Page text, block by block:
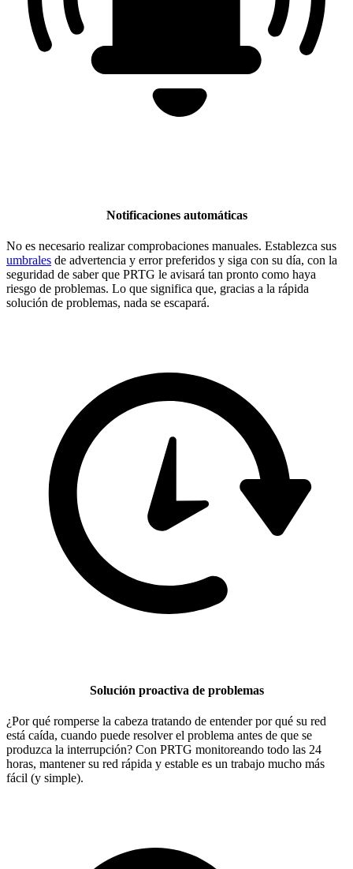
Notificaciones automáticas
No es necesario realizar comprobaciones manuales. Establezca sus
umbrales de advertencia y error preferidos y siga con su día, con la
seguridad de saber que PRTG le avisará tan pronto como haya
riesgo de problemas. Lo que significa que, gracias a la rápida
solución de problemas, nada se escapará.
Solución proactiva de problemas
¿Por qué romperse la cabeza tratando de entender por qué su red
está caída, cuando puede resolver el problema antes de que se
produzca la interrupción? Con PRTG monitoreando todo las 24
horas, mantener su red rápida y estable es un trabajo mucho más
fácil (y simple).